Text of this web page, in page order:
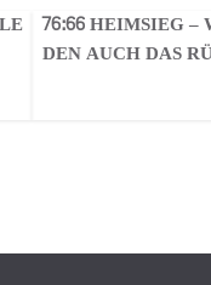
76:66 HEIMSIEG –
DEN AUCH DAS